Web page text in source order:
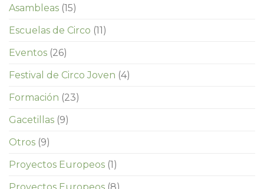
Asambleas (15)
Escuelas de Circo (11)
Eventos (26)
Festival de Circo Joven (4)
Formación (23)
Gacetillas (9)
Otros (9)
Proyectos Europeos (1)